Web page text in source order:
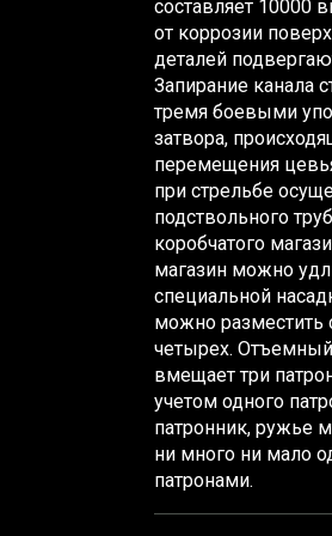
составляет 10000
от коррозии
деталей
Запирание канала
тремя боевыми
затвора,
перемещения
при стрельбе
подствольного
коробчатого
магазин можно
специальной
можно разместить
четырех.
вмещает три
учетом одного
патронник, ружье
ни много ни мало
патронами.